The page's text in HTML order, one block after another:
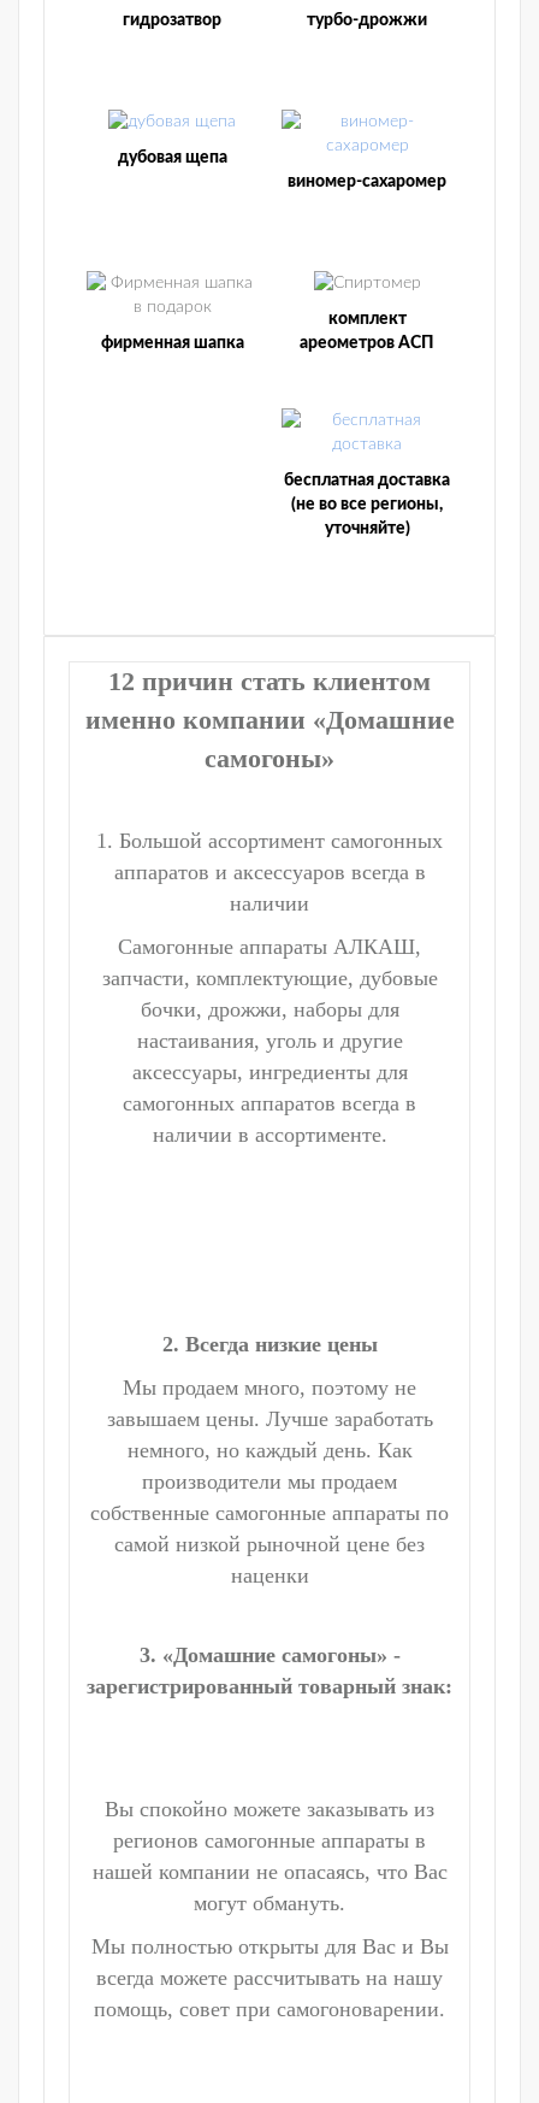
гидрозатвор турбо-дрожжи
дубовая щепа
виномер-сахаромер
фирменная шапка
комплект
ареометров АСП
бесплатная доставка
(не во все регионы,
уточняйте)
12 причин стать клиентом
именно компании «Домашние
самогоны»
1. Большой ассортимент самогонных
аппаратов и аксессуаров всегда в
наличии
Самогонные аппараты АЛКАШ,
запчасти, комплектующие, дубовые
бочки, дрожжи, наборы для
настаивания, уголь и другие
аксессуары, ингредиенты для
самогонных аппаратов всегда в
наличии в ассортименте.
2. Всегда низкие цены
Мы продаем много, поэтому не
завышаем цены. Лучше заработать
немного, но каждый день. Как
производители мы продаем
собственные самогонные аппараты по
самой низкой рыночной цене без
наценки
3. «Домашние самогоны» -
зарегистрированный товарный знак:
Вы спокойно можете заказывать из
регионов самогонные аппараты в
нашей компании не опасаясь, что Вас
могут обмануть.
Мы полностью открыты для Вас и Вы
всегда можете рассчитывать на нашу
помощь, совет при самогоноварении.